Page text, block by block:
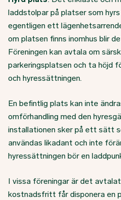
laddstolpar på platser som
egentligen ett
om platsen finns inomhus blir
Föreningen kan avtala om
parkeringsplatsen och ta höjd
och hyressättningen.
En befintlig plats kan inte
omförhandling med den
installationen sker på ett sätt
användas likadant och inte
hyressättningen bör en
I vissa föreningar är det
kostnadsfritt får disponera en